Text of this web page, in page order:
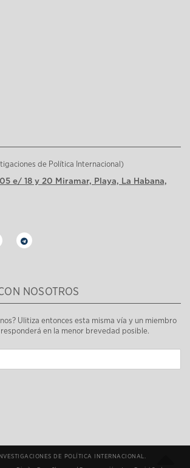
de Política Internacional)
e/ 18 y 20 Miramar, Playa, La Habana,
NOSOTROS
Ulitiza entonces esta misma vía y un miembro
en la menor brevedad posible.
DE POLÍTICA INTERNACIONAL.